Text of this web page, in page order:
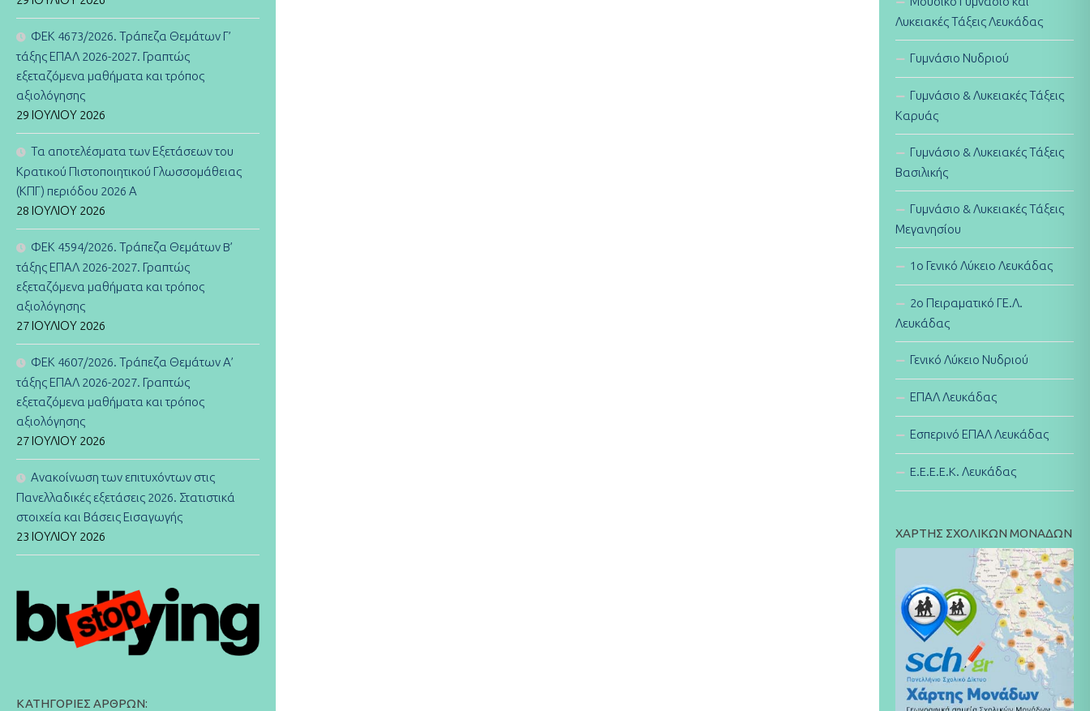
ΦΕΚ 4673/2026. Τράπεζα Θεμάτων Γ’
τάξης ΕΠΑΛ 2026-2027. Γραπτώς
εξεταζόμενα μαθήματα και τρόπος
αξιολόγησης
29 ΙΟΥΛΊΟΥ 2026
Τα αποτελέσματα των Εξετάσεων του
Κρατικού Πιστοποιητικού Γλωσσομάθειας
(ΚΠΓ) περιόδου 2026 Α
28 ΙΟΥΛΊΟΥ 2026
ΦΕΚ 4594/2026. Τράπεζα Θεμάτων B’
τάξης ΕΠΑΛ 2026-2027. Γραπτώς
εξεταζόμενα μαθήματα και τρόπος
αξιολόγησης
27 ΙΟΥΛΊΟΥ 2026
ΦΕΚ 4607/2026. Τράπεζα Θεμάτων Α’
τάξης ΕΠΑΛ 2026-2027. Γραπτώς
εξεταζόμενα μαθήματα και τρόπος
αξιολόγησης
27 ΙΟΥΛΊΟΥ 2026
Ανακοίνωση των επιτυχόντων στις
Πανελλαδικές εξετάσεις 2026. Στατιστικά
στοιχεία και Βάσεις Εισαγωγής
23 ΙΟΥΛΊΟΥ 2026
ΚΑΤΗΓΟΡΊΕΣ ΆΡΘΡΩΝ:
Λυκειακές Τάξεις Λευκάδας
Γυμνάσιο Νυδριού
Γυμνάσιο & Λυκειακές Τάξεις
Καρυάς
Γυμνάσιο & Λυκειακές Τάξεις
Βασιλικής
Γυμνάσιο & Λυκειακές Τάξεις
Μεγανησίου
1ο Γενικό Λύκειο Λευκάδας
2ο Πειραματικό ΓΕ.Λ.
Λευκάδας
Γενικό Λύκειο Νυδριού
ΕΠΑΛ Λευκάδας
Εσπερινό ΕΠΑΛ Λευκάδας
E.E.E.E.K. Λευκάδας
ΧΑΡΤΗΣ ΣΧΟΛΙΚΩΝ ΜΟΝΑΔΩΝ